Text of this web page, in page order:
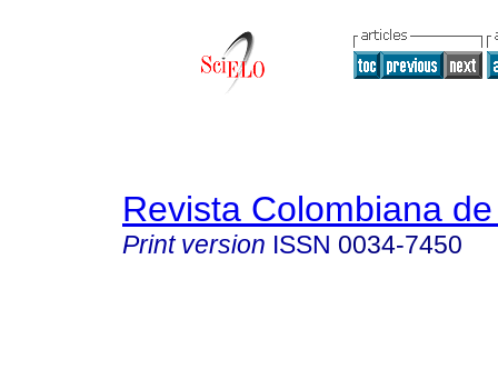
Revista Colombiana
Print version ISSN 0034-7450